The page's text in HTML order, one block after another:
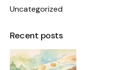
Uncategorized
Recent posts